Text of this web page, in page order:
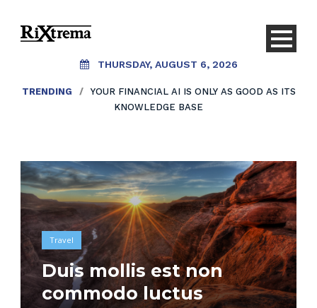
THURSDAY, AUGUST 6, 2026
TRENDING /
YOUR FINANCIAL AI IS ONLY AS GOOD AS ITS
KNOWLEDGE BASE
Travel
Duis mollis est non
commodo luctus